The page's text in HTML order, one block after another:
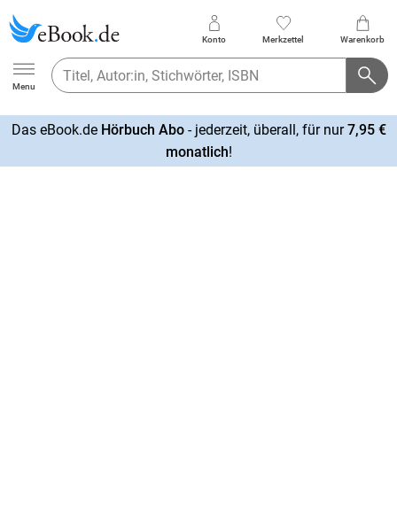
Ebook.de
Menu
Konto Merkzettel Warenkorb
Das eBook.de Hörbuch Abo- jederzeit, überall, für nur7,95 €
monatlich!